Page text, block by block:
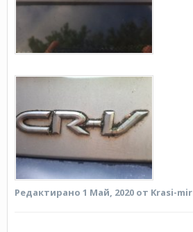
Редактирано 1 Май, 2020 от Krasi-mir